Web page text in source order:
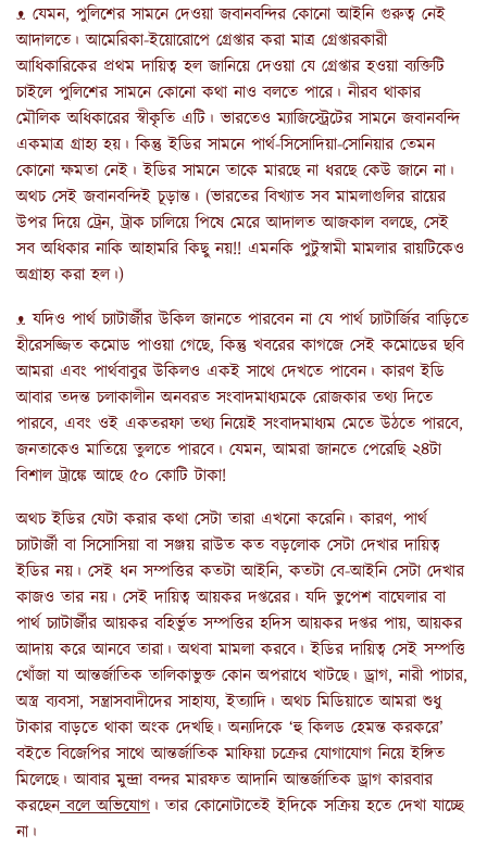
ᴥ যেমন, পুলিশের সামনে দেওয়া জবানবন্দির কোনো আইনি গুরুত্ব নেই
আদালতে। আমেরিকা-ইয়োরোপে গ্রেপ্তার করা মাত্র গ্রেপ্তারকারী
আধিকারিকের প্রথম দায়িত্ব হল জানিয়ে দেওয়া যে গ্রেপ্তার হওয়া ব্যক্তিটি
চাইলে পুলিশের সামনে কোনো কথা নাও বলতে পারে। নীরব থাকার
মৌলিক অধিকারের স্বীকৃতি এটি। ভারতেও ম্যাজিস্ট্রেটের সামনে জবানবন্দি
একমাত্র গ্রাহ্য হয়। কিন্তু ইডির সামনে পার্থ-সিসোদিয়া-সোনিয়ার তেমন
কোনো ক্ষমতা নেই। ইডির সামনে তাকে মারছে না ধরছে কেউ জানে না।
অথচ সেই জবানবন্দিই চূড়ান্ত। (ভারতের বিখ্যাত সব মামলাগুলির রায়ের
উপর দিয়ে ট্রেন, ট্রাক চালিয়ে পিষে মেরে আদালত আজকাল বলছে, সেই
সব অধিকার নাকি আহামরি কিছু নয়!! এমনকি পুটুস্বামী মামলার রায়টিকেও
অগ্রাহ্য করা হল।)
ᴥ যদিও পার্থ চ্যাটার্জীর উকিল জানতে পারবেন না যে পার্থ চ্যাটার্জির বাড়িতে
হীরেসজ্জিত কমোড পাওয়া গেছে, কিন্তু খবরের কাগজে সেই কমোডের ছবি
আমরা এবং পার্থবাবুর উকিলও একই সাথে দেখতে পাবেন। কারণ ইডি
আবার তদন্ত চলাকালীন অনবরত সংবাদমাধ্যমকে রোজকার তথ্য দিতে
পারবে, এবং ওই একতরফা তথ্য নিয়েই সংবাদমাধ্যম মেতে উঠতে পারবে,
জনতাকেও মাতিয়ে তুলতে পারবে। যেমন, আমরা জানতে পেরেছি ২৪টা
বিশাল ট্রাঙ্কে আছে ৫০ কোটি টাকা!
অথচ ইডির যেটা করার কথা সেটা তারা এখনো করেনি। কারণ, পার্থ
চ্যাটার্জী বা সিসোসিয়া বা সঞ্জয় রাউত কত বড়লোক সেটা দেখার দায়িত্ব
ইডির নয়। সেই ধন সম্পত্তির কতটা আইনি, কতটা বে-আইনি সেটা দেখার
কাজও তার নয়। সেই দায়িত্ব আয়কর দপ্তরের। যদি ভুপেশ বাঘেলার বা
পার্থ চ্যাটার্জীর আয়কর বহির্ভুত সম্পত্তির হদিস আয়কর দপ্তর পায়, আয়কর
আদায় করে আনবে তারা। অথবা মামলা করবে। ইডির দায়িত্ব সেই সম্পত্তি
খোঁজা যা আন্তর্জাতিক তালিকাভুক্ত কোন অপরাধে খাটছে। ড্রাগ, নারী পাচার,
অস্ত্র ব্যবসা, সন্ত্রাসবাদীদের সাহায্য, ইত্যাদি। অথচ মিডিয়াতে আমরা শুধু
টাকার বাড়তে থাকা অংক দেখছি। অন্যদিকে ‘হু কিলড হেমন্ত করকরে’
বইতে বিজেপির সাথে আন্তর্জাতিক মাফিয়া চক্রের যোগাযোগ নিয়ে ইঙ্গিত
মিলেছে। আবার মুন্দ্রা বন্দর মারফত আদানি আন্তর্জাতিক ড্রাগ কারবার
করছেনবলে অভিযোগ । তার কোনোটাতেই ইদিকে সক্রিয় হতে দেখা যাচ্ছে
না।